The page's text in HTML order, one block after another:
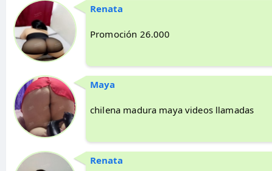
Renata
Promoción 26.000
Maya
chilena madura maya videos llamadas
Renata